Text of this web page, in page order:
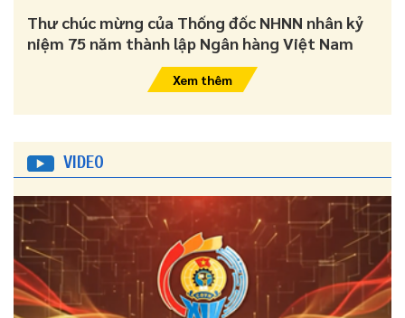
Thư chúc mừng của Thống đốc NHNN nhân kỷ
niệm 75 năm thành lập Ngân hàng Việt Nam
Xem thêm
VIDEO